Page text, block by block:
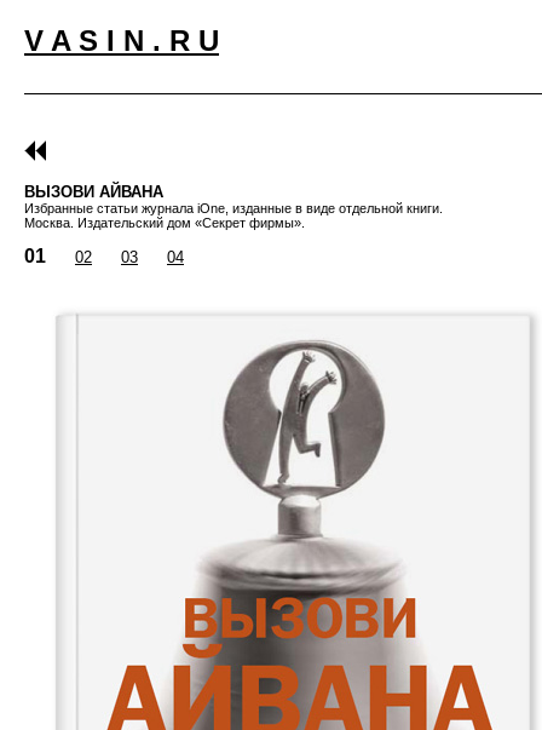
V A S I N . R U
ВЫЗОВИ АЙВАНА
Избранные статьи журнала iOne, изданные в виде отдельной книги.
Москва. Издательский дом «Секрет фирмы».
01 02 03 04